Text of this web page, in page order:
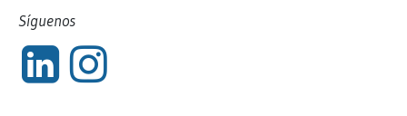
Síguenos